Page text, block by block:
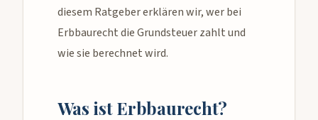
diesem Ratgeber erklären wir, wer bei
Erbbaurecht die Grundsteuer zahlt und
wie sie berechnet wird.
Was ist Erbbaurecht?